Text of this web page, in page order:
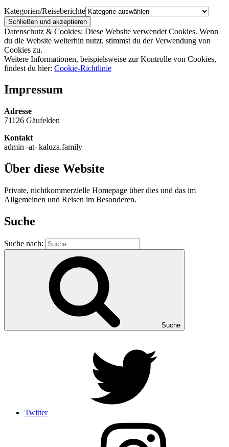
Kategorien/Reiseberichte
Datenschutz & Cookies: Diese Website verwendet Cookies. Wenn
du die Website weiterhin nutzt, stimmst du der Verwendung von
Cookies zu.
Weitere Informationen, beispielsweise zur Kontrolle von Cookies,
findest du hier: Cookie-Richtlinie
Impressum
Adresse
71126 Gäufelden
Kontakt
admin -at- kaluza.family
Über diese Website
Private, nichtkommerzielle Homepage über dies und das im
Allgemeinen und Reisen im Besonderen.
Suche
Suche nach:
Suche
Twitter